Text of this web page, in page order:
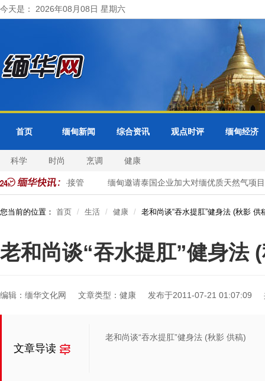
今天是： 2026年08月08日 星期六
首页 缅甸新闻 综合资讯 观点时评 缅甸经济
科学 时尚 烹调 健康
业务转由曼谷接管 缅甸邀请泰国企业加大对缅优质天然气项目
您当前的位置： 首页 生活 健康 老和尚谈“吞水提肛”健身法 (秋影 供
老和尚谈“吞水提肛”健身法
编辑：缅华文化网 文章类型：健康 发布于2011-07-21 01:07:09
文章导读
老和尚谈“吞水提肛”健身法 (秋影 供稿)